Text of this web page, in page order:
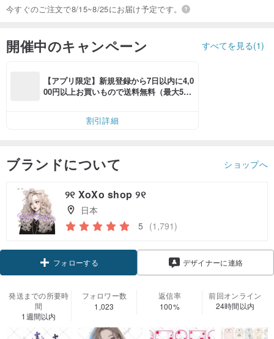
今すぐのご注文で8/15~8/25にお届け予定です。
開催中のキャンペーン すべてを見る(1)
【アプリ限定】新規登録から7日以内に4,0
00円以上お買いもので送料無料（最大500
割引詳細
ブランドについて ショップへ
୨୧ XoXo shop ୨୧
日本
5 (1,791)
フォローする デザイナーに連絡
発送までの所要時
間
1週間以内
フォロワー数
1,023
返信率
100%
前回オンライン
24時間以内